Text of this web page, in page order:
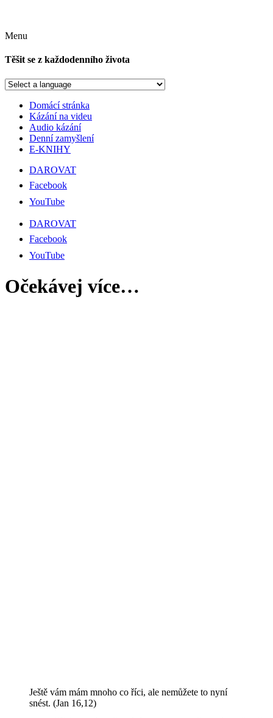
Menu
Těšit se z každodenního života
Domácí stránka
Kázání na videu
Audio kázání
Denní zamyšlení
E-KNIHY
DAROVAT
Facebook
YouTube
DAROVAT
Facebook
YouTube
Očekávej více…
Ještě vám mám mnoho co říci, ale nemůžete to nyní
snést. (Jan 16,12)